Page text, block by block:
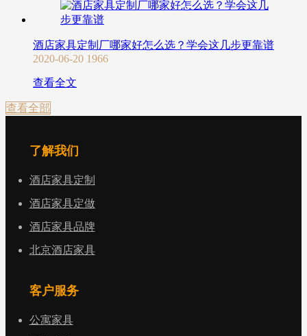
酒店家具定制厂哪家好怎么选？学会这几步更靠谱
2020-06-20 1966
查看全文
查看全部
了解我们
酒店家具定制
酒店家具定做
酒店家具品牌
北京酒店家具
客户服务
公寓家具